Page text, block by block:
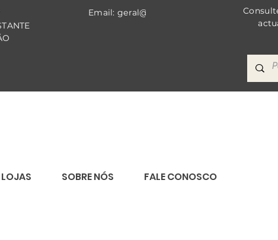
Email: geral@bricomat.com
SOBRE NÓS FALE CONOSCO